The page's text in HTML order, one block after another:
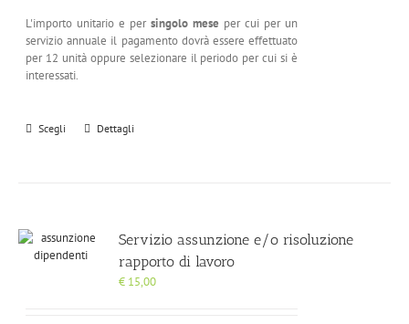
L'importo unitario e persingolo mese per cui per un
servizio annuale il pagamento dovrà essere effettuato
per 12 unità oppure selezionare il periodo per cui si è
interessati.
Scegli Dettagli
Servizio assunzione e/o risoluzione
rapporto di lavoro
€ 15,00